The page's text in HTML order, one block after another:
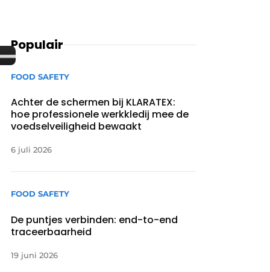
Populair
FOOD SAFETY
Achter de schermen bij KLARATEX:
hoe professionele werkkledij mee de
voedselveiligheid bewaakt
6 juli 2026
FOOD SAFETY
De puntjes verbinden: end-to-end
traceerbaarheid
19 juni 2026